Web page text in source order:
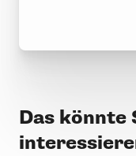
Das könnte